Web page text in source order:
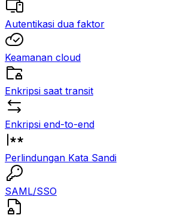
Autentikasi dua faktor
Keamanan cloud
Enkripsi saat transit
Enkripsi end-to-end
Perlindungan Kata Sandi
SAML/SSO